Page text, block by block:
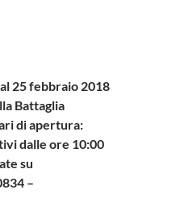
25 febbraio 2018
Battaglia
di apertura:
dalle ore 10:00
su
–